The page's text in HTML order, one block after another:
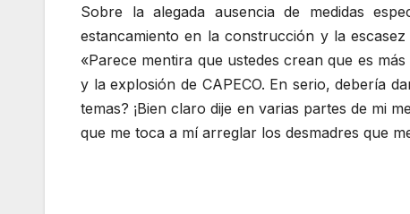
Sobre la alegada ausencia de medidas
estancamiento en la construcción y la
«Parece mentira que ustedes crean que es
y la explosión de CAPECO. En serio, debería
temas? ¡Bien claro dije en varias partes de mi
que me toca a mí arreglar los desmadres que